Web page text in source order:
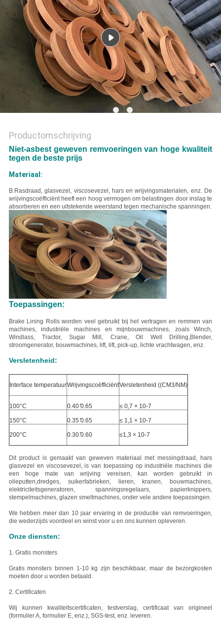
Productomschrijving
Niet-asbest geweven remvoeringen van hoge kwaliteit
tegen de beste prijs
Materiaal:
B.Rasdraad, glasvezel, viscosevezel, hars en wrijvingsmaterialen, enz. De
wrijvingscoëfficiënt heeft een hoog vermogen om belastingen door inslag te
absorberen en een uitstekende weerstand tegen mechanische spanningen.
Toepassingen:
Brake Lining Rolls worden veel gebruikt bij het vertragen en remmen van
machines, industriële machines en mijnbouwmachines, zoals Winch,
Windlass, Tractor, Sugar Mill, Crane, Oil Well Drilling,Blender,
stroomgenerator, bouwmachines, lift, lift, pick-up, lichte vrachtwagen, enz.
Versletenheid:
Interface temperatuurWrijvingscoëfficiëntVersletenheid ((CM3/NM)
100°C 0.40 ̊0.65 ≤ 0,7 × 10-7
150°C 0.35 ̊0.65 ≤ 1,1 × 10-7
200°C 0.30 ̊0.60 ≤1,3 × 10-7
Dit product is gemaakt van geweven materiaal met messingdraad, hars
glasvezel en viscosevezel, is van toepassing op industriële machines die
een hoge mate van wrijving vereisen, kan worden gebruikt in
olieputten,dredges, suikerfabrieken, lieren, kranen, bouwmachines,
elektriciteitsgeneratoren, spanningsregelaars, papierknippers,
stempelmachines, glazen smeltmachines, onder vele andere toepassingen.
We hebben meer dan 10 jaar ervaring in de productie van remvoeringen,
die wederzijds voordeel en winst voor u en ons kunnen opleveren.
Onze diensten:
1. Gratis monsters
Gratis monsters binnen 1-10 kg zijn beschikbaar, maar de bezorgkosten
moeten door u worden betaald.
2. Certificaten
Wij kunnen kwaliteitscertificaten, testverslag, certificaat van origineel
(formulier A, formulier E, enz.), SGS-test, enz. leveren.